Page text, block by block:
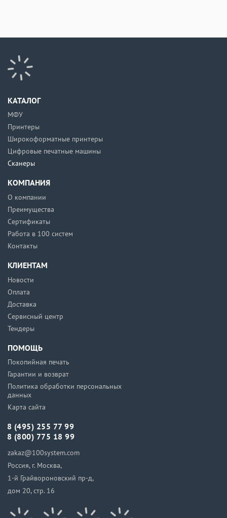
КАТАЛОГ
МФУ
Принтеры
Широкоформатные принтеры
Цифровые печатные машины
Сканеры
КОМПАНИЯ
О компании
Преимущества
Сертификаты
Работа в 100 систем
Контакты
КЛИЕНТАМ
Новости
Оплата
Доставка
Сервисный центр
Тендеры
ПОМОЩЬ
Покопийная печать
Гарантии и возврат
Политика обработки персональных
данных
Карта сайта
8 (495) 255 77 99
8 (800) 775 18 99
zakaz@100system.com
Россия, г. Москва,
1-й Грайвороновский пр-д,
дом 20, стр. 16